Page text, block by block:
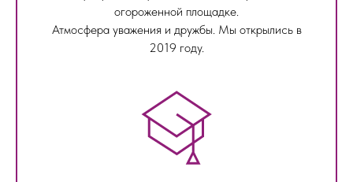
огороженной площадке.
Атмосфера уважения и дружбы. Мы открылись в
2019 году.